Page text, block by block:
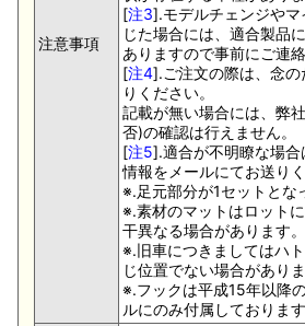
注意事項
[注3].モデルチェンジや
じた場合には、適合製品
ありますので事前にご連絡
[注4].ご注文の際は、念
りください。
記載が無い場合には、弊
否)の確認は行えません。
[注5].適合が不明瞭な場
情報をメールにてお送りく
※.足元部分が1セットとな
※.素材のマットはロット
干異なる場合があります。
※.旧車につきましてはハ
じ位置でない場合がありま
※.フックは平成15年以降
ルにのみ付属しております